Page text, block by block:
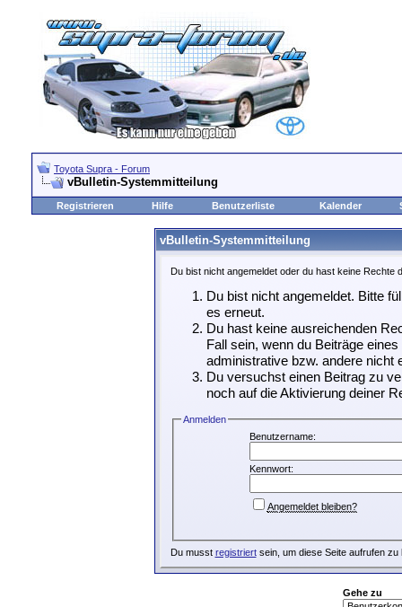
Toyota Supra - Forum
vBulletin-Systemmitteilung
Registrieren Hilfe Benutzerliste Kalender
vBulletin-Systemmitteilung
Du bist nicht angemeldet oder du hast keine Rechte
Du bist nicht angemeldet. Bitte
es erneut.
Du hast keine ausreichenden
Fall sein, wenn du Beiträge
administrative bzw. andere nicht
Du versuchst einen Beitrag zu
noch auf die Aktivierung deiner
Anmelden
Benutzername:
Kennwort:
Angemeldet bleiben?
Du musst registriertsein, um diese Seite aufrufen zu
Gehe zu